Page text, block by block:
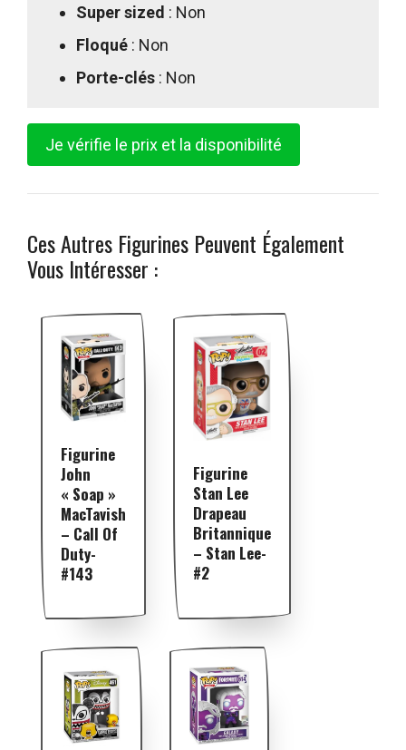
Super sized : Non
Floqué : Non
Porte-clés : Non
Je vérifie le prix et la disponibilité
Ces Autres Figurines Peuvent Également
Vous Intéresser :
Figurine
John
« Soap »
MacTavish
– Call Of
Duty-
#143
Figurine
Stan Lee
Drapeau
Britannique
– Stan Lee-
#2